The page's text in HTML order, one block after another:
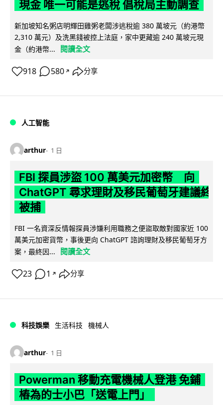
現金 唯一可能是逃稅 倡稅局主動調查
新加坡知名粥店明輝田雞粥老闆涉逃稅逾 380 萬坡元（約港幣
2,310 萬元）及洗黑錢被控上法庭，家中更藏逾 240 萬坡元現
金（約港幣...
閱讀全文
918 580 ↗ 分享
人工智能
arthur 1 日
FBI 探員涉盜 100 萬美元加密幣 向
ChatGPT 尋求理財及移民葡萄牙建議終
被捕
FBI 一名資深反情報探員涉嫌利用職務之便盜取敵對國家近 100
萬美元加密貨幣，事後更向 ChatGPT 諮詢理財及移民葡萄牙方
案，最終因...
閱讀全文
23 1 ↗ 分享
科技娛樂 生活科技 機械人
arthur 1 日
Powerman 移動充電機械人登港 免鋪
樁為的士小巴「送電上門」